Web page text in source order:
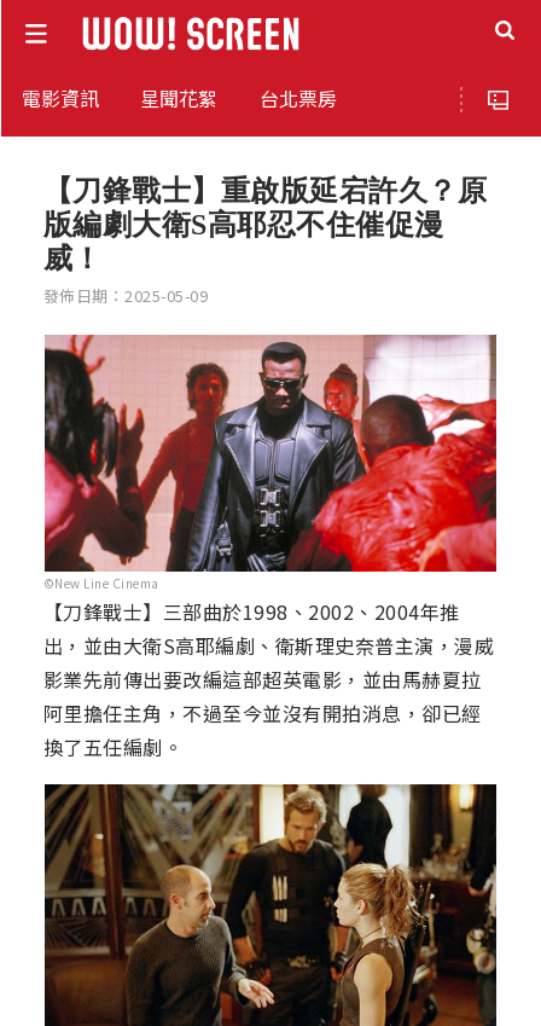
電影資訊 星聞花絮 台北票房
【刀鋒戰士】重啟版延宕許久？原
版編劇大衛S高耶忍不住催促漫
威！
發佈日期：2025-05-09
©New Line Cinema
【刀鋒戰士】三部曲於1998、2002、2004年推
出，並由大衛S高耶編劇、衛斯理史奈普主演，漫威
影業先前傳出要改編這部超英電影，並由馬赫夏拉
阿里擔任主角，不過至今並沒有開拍消息，卻已經
換了五任編劇。